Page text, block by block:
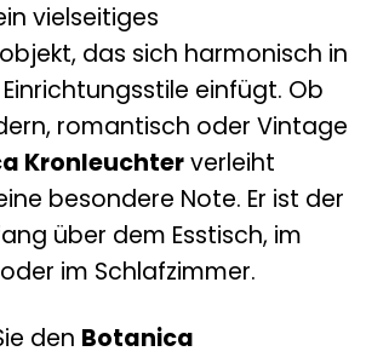
vielseitiges
das sich harmonisch in
einfügt. Ob
romantisch oder Vintage
Kronleuchterverleiht
besondere Note. Er ist der
über dem Esstisch, im
im Schlafzimmer.
den Botanica